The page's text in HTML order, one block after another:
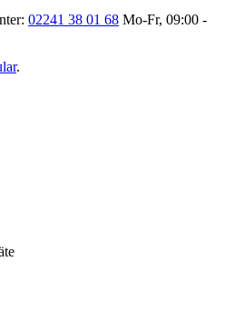
02241 38 01 68 Mo-Fr, 09:00 -
.